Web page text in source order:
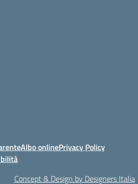
Albo onlinePrivacy Policy
Concept & Design by Designers Italia